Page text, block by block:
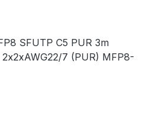
SFUTP C5 PUR 3m
7 (PUR) MFP8-